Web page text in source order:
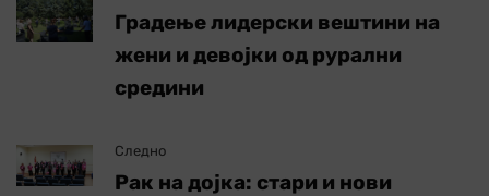
Градење лидерски вештини на
жени и девојки од рурални
средини
Следно
Рак на дојка: стари и нови